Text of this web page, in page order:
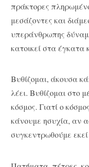
πράκτορες
μεσάζοντες και
υπεράνθρωπης
κατοικεί στα έγκατα
Βυθίζομαι, άκουσα
λέει. Βυθίζομαι στο
κόσμος. Γιατί ο
κάνουμε ησυχία, αν
συγκεντρωθούμε